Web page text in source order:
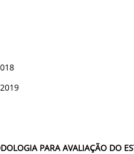
PARA AVALIAÇÃO DO